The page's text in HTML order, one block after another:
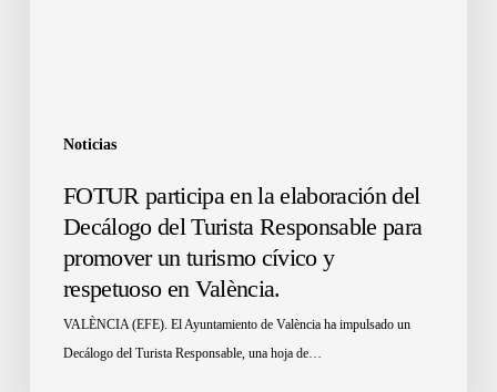
Noticias
FOTUR participa en la elaboración del
Decálogo del Turista Responsable para
promover un turismo cívico y
respetuoso en València.
VALÈNCIA (EFE). El Ayuntamiento de València ha impulsado un
Decálogo del Turista Responsable, una hoja de…